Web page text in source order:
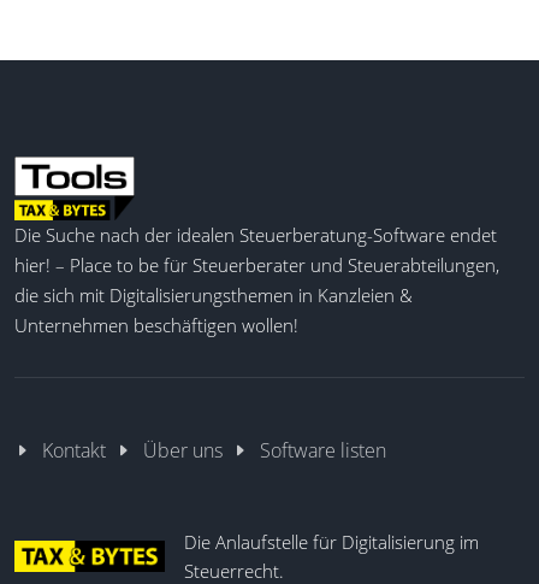
Die Suche nach der idealen Steuerberatung-Software endet
hier! – Place to be für Steuerberater und Steuerabteilungen,
die sich mit Digitalisierungsthemen in Kanzleien &
Unternehmen beschäftigen wollen!
Kontakt Über uns Software listen
Die Anlaufstelle für Digitalisierung im
Steuerrecht.